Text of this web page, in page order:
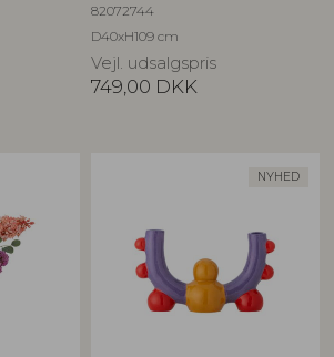
82072744
D40xH109 cm
Vejl. udsalgspris
749,00 DKK
NYHED